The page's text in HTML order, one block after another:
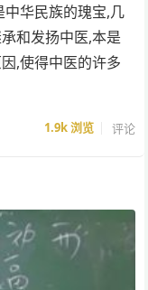
华民族的瑰宝,几
和发扬中医,本是
,使得中医的许多
1.9k浏览 评论